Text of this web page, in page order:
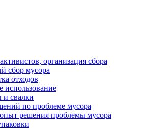
организация сбора
сбор мусора
отходов
использование
свалки
по проблеме мусора
решения проблемы мусора